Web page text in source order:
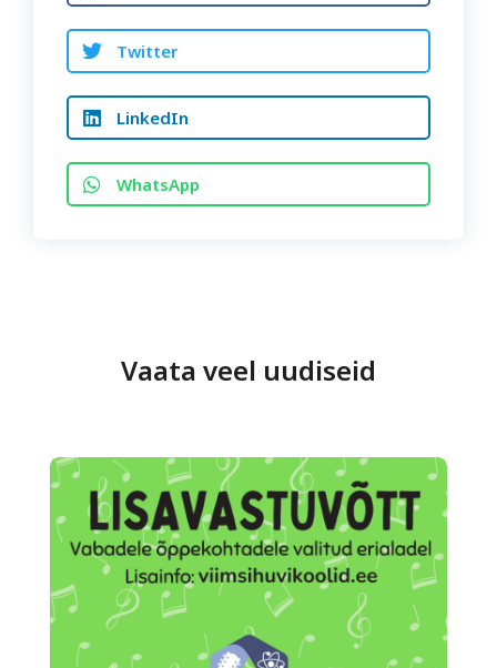
Twitter
LinkedIn
WhatsApp
Vaata veel uudiseid